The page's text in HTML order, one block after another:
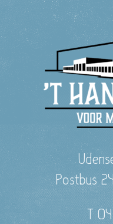
Postbus
T